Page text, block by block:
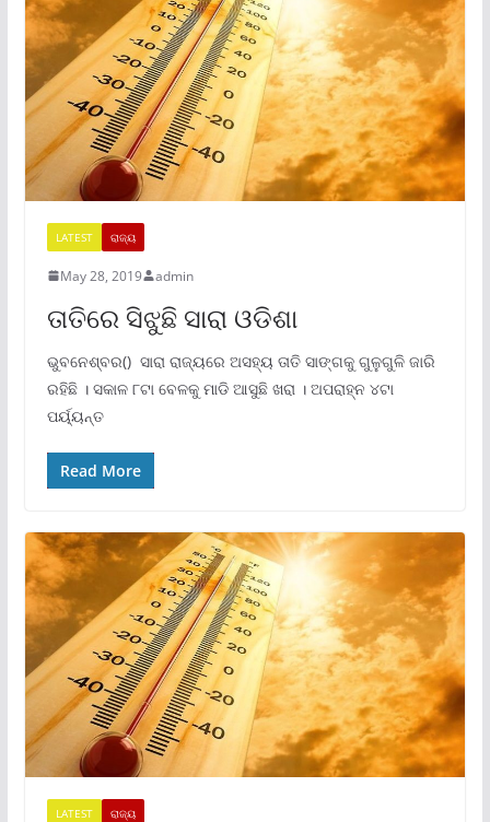
LATEST ରାଜ୍ୟ
May 28, 2019 admin
ତାତିରେ ସିଝୁଛି ସାରା ଓଡିଶା
ଭୁବନେଶ୍ବର() ସାରା ରାଜ୍ୟରେ ଅସହ୍ୟ ତାତି ସାଙ୍ଗକୁ ଗୁଳୁଗୁଳି ଜାରି
ରହିଛି । ସକାଳ ୮ଟା ବେଳକୁ ମାଡି ଆସୁଛି ଖରା । ଅପରାହ୍ନ ୪ଟା
ପର୍ୟ୍ୟନ୍ତ
Read More
LATEST ରାଜ୍ୟ